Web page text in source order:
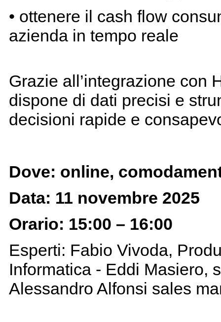
• ottenere il cash flow
azienda in tempo reale
Grazie all’integrazione con
dispone di dati precisi e
decisioni rapide e
Dove: online,
Data: 11 novembre 2025
Orario: 15:00 – 16:00
Esperti: Fabio Vivoda,
Informatica - Eddi Masiero,
Alessandro Alfonsi sales